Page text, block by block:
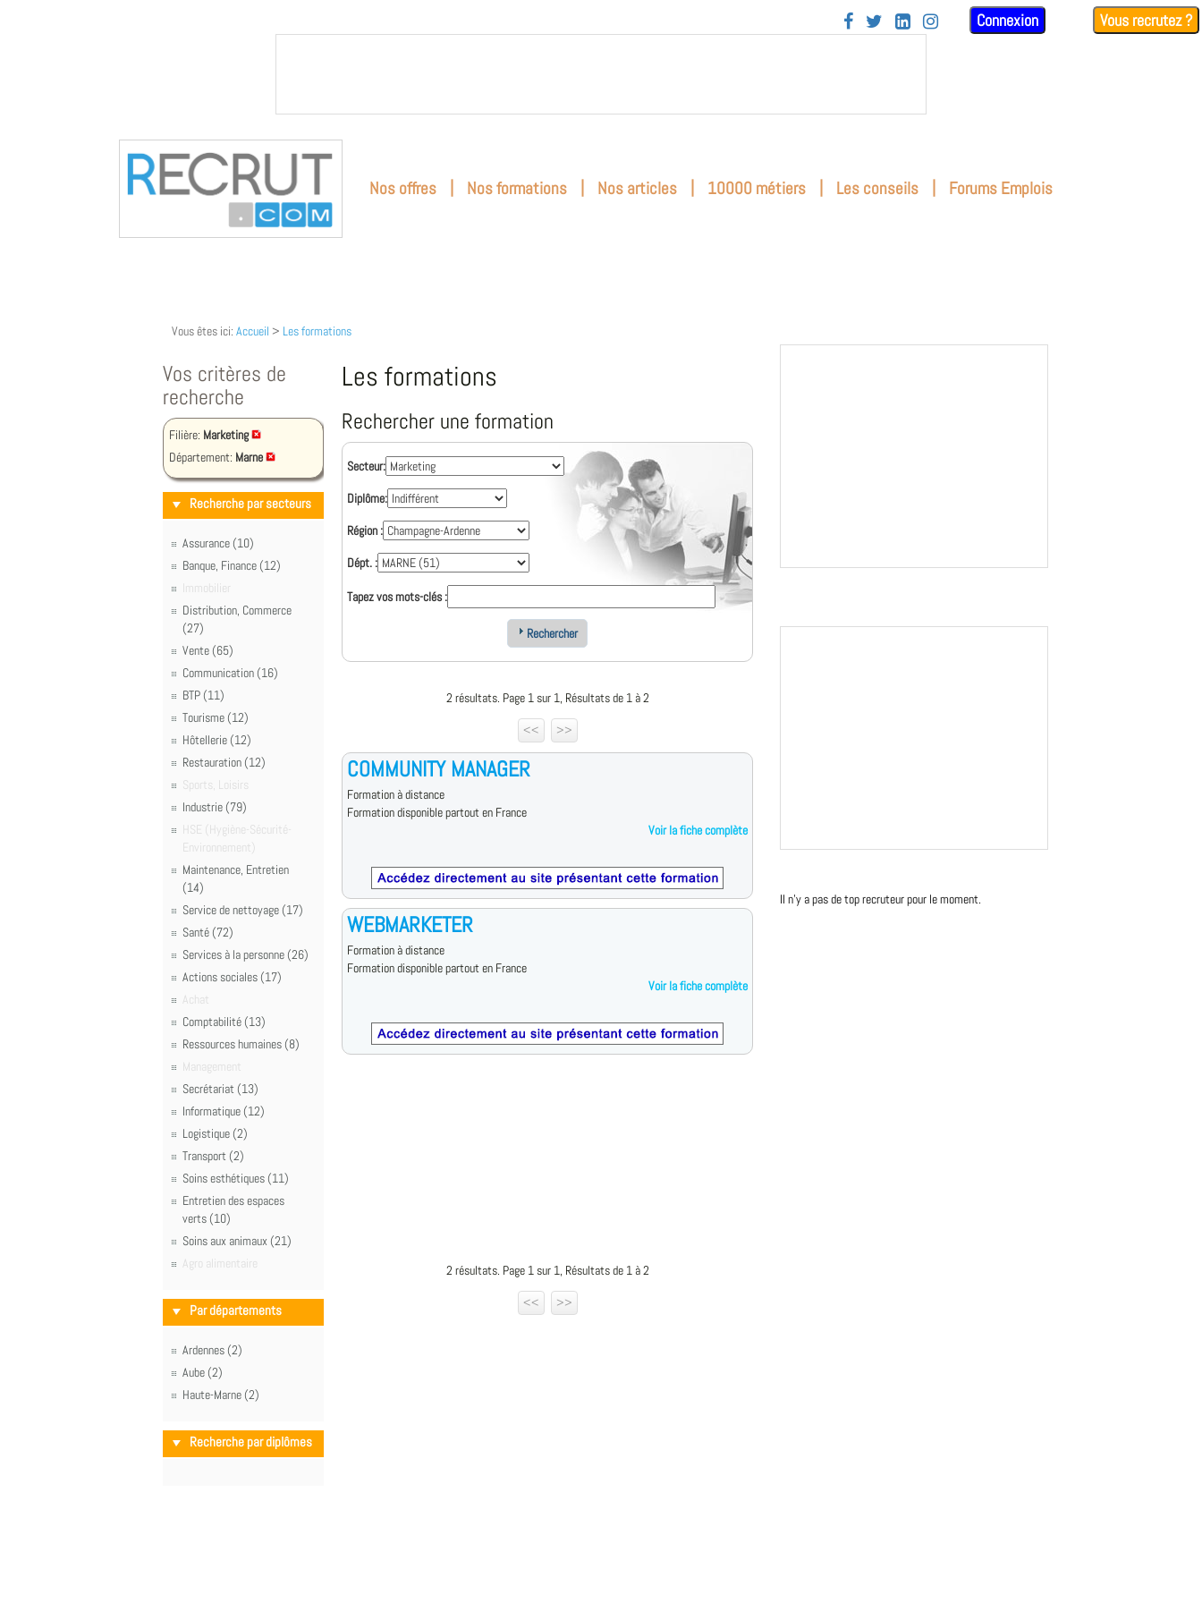
    Connexion Vous recrutez ?
Nos offres | Nos formations | Nos articles | 10000 métiers | Les conseils | Forums Emplois
Vous êtes ici: Accueil > Les formations
Vos critères de
recherche
Filière: Marketing
Département: Marne
Recherche par secteurs
Assurance (10)
Banque, Finance (12)
Immobilier
Distribution, Commerce
(27)
Vente (65)
Communication (16)
BTP (11)
Tourisme (12)
Hôtellerie (12)
Restauration (12)
Sports, Loisirs
Industrie (79)
HSE (Hygiène-Sécurité-
Environnement)
Maintenance, Entretien
(14)
Service de nettoyage (17)
Santé (72)
Services à la personne (26)
Actions sociales (17)
Achat
Comptabilité (13)
Ressources humaines (8)
Management
Secrétariat (13)
Informatique (12)
Logistique (2)
Transport (2)
Soins esthétiques (11)
Entretien des espaces
verts (10)
Soins aux animaux (21)
Agro alimentaire
Par départements
Ardennes (2)
Aube (2)
Haute-Marne (2)
Recherche par diplômes
Les formations
Rechercher une formation
Secteur:
Diplôme:
Région :
Dépt. :
Tapez vos mots-clés :
Rechercher
2 résultats. Page 1 sur 1, Résultats de 1 à 2
<<
>>
COMMUNITY MANAGER
Formation à distance
Formation disponible partout en France
Voir la fiche complète
WEBMARKETER
Formation à distance
Formation disponible partout en France
Voir la fiche complète
2 résultats. Page 1 sur 1, Résultats de 1 à 2
<<
>>
Il n'y a pas de top recruteur pour le moment.